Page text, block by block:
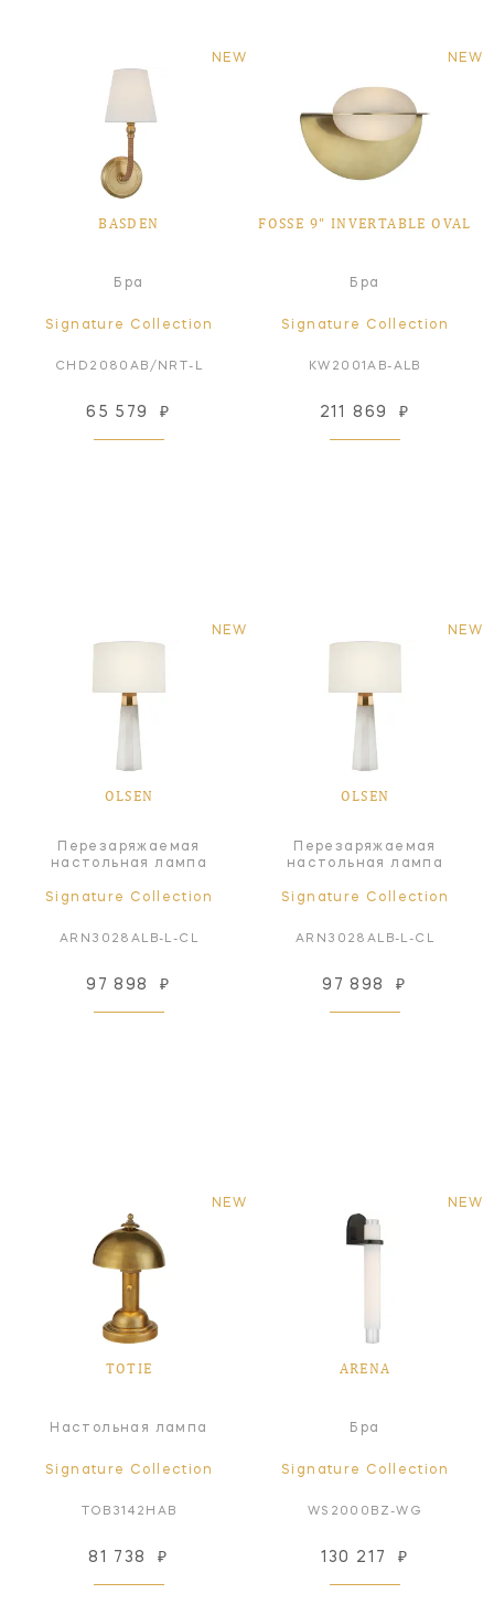
NEW
BASDEN
Бра
Signature Collection
CHD2080AB/NRT-L
65 579 ₽
NEW
FOSSE 9" INVERTABLE OVAL
Бра
Signature Collection
KW2001AB-ALB
211 869 ₽
NEW
OLSEN
Перезаряжаемая
настольная лампа
Signature Collection
ARN3028ALB-L-CL
97 898 ₽
NEW
OLSEN
Перезаряжаемая
настольная лампа
Signature Collection
ARN3028ALB-L-CL
97 898 ₽
NEW
TOTIE
Настольная лампа
Signature Collection
TOB3142HAB
81 738 ₽
NEW
ARENA
Бра
Signature Collection
WS2000BZ-WG
130 217 ₽